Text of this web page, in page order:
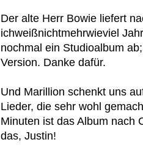
Der alte Herr Bowie liefert
ichweißnichtmehrwieviel
nochmal ein Studioalbum
Version. Danke dafür.
Und Marillion schenkt uns
Lieder, die sehr wohl
Minuten ist das Album nach
das, Justin!